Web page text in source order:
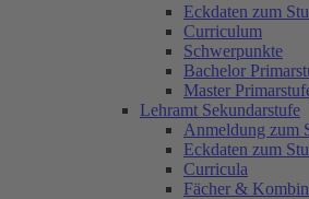
Eckdaten zum
Curriculum
Schwerpunkte
Bachelor
Master
Lehramt Sekundarstufe
Anmeldung zum
Eckdaten zum
Curricula
Fächer &